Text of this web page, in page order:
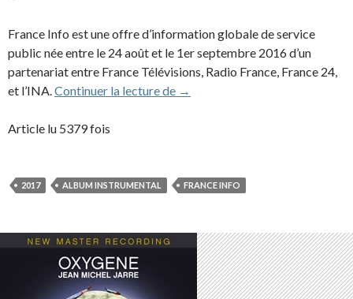
France Info est une offre d’information globale de service
public née entre le 24 août et le 1er septembre 2016 d’un
partenariat entre France Télévisions, Radio France, France 24,
et l’INA.Continuer la lecture de “Radiophonie Vol. 9”, l’album
→
Article lu 5379 fois
2017 ALBUM INSTRUMENTAL FRANCE INFO